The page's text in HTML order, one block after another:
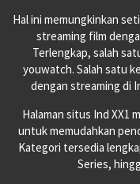
Hal ini memungkinkan
streaming film
Terlengkap, salah
youwatch. Salah satu
dengan streaming di
Halaman situs Ind XX1
untuk memudahkan
Kategori tersedia
Series,